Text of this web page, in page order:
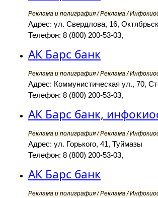
Реклама и полиграфия / Реклама /
Адрес: ул. Свердлова, 16,
Телефон: 8 (800) 200-53-03,
АК Барс банк
Реклама и полиграфия / Реклама /
Адрес: Коммунистическая ул., 70,
Телефон: 8 (800) 200-53-03,
АК Барс банк,
Реклама и полиграфия / Реклама /
Адрес: ул. Горького, 41, Туймазы
Телефон: 8 (800) 200-53-03,
АК Барс банк
Реклама и полиграфия / Реклама /